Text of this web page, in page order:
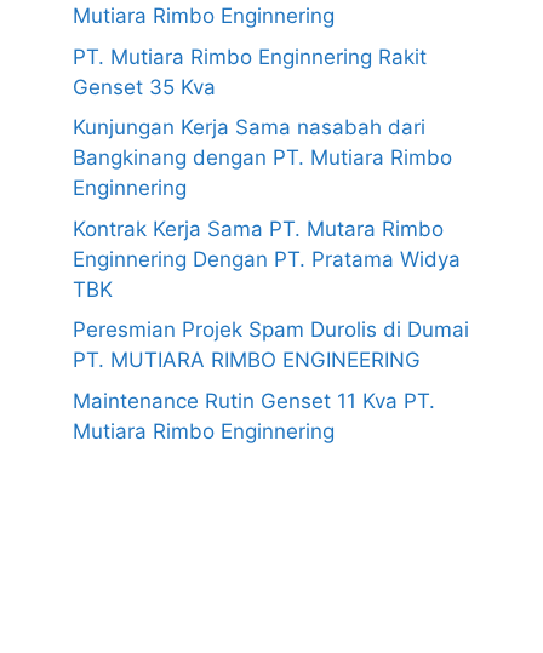
Mutiara Rimbo Enginnering
PT. Mutiara Rimbo Enginnering Rakit
Genset 35 Kva
Kunjungan Kerja Sama nasabah dari
Bangkinang dengan PT. Mutiara Rimbo
Enginnering
Kontrak Kerja Sama PT. Mutara Rimbo
Enginnering Dengan PT. Pratama Widya
TBK
Peresmian Projek Spam Durolis di Dumai
PT. MUTIARA RIMBO ENGINEERING
Maintenance Rutin Genset 11 Kva PT.
Mutiara Rimbo Enginnering